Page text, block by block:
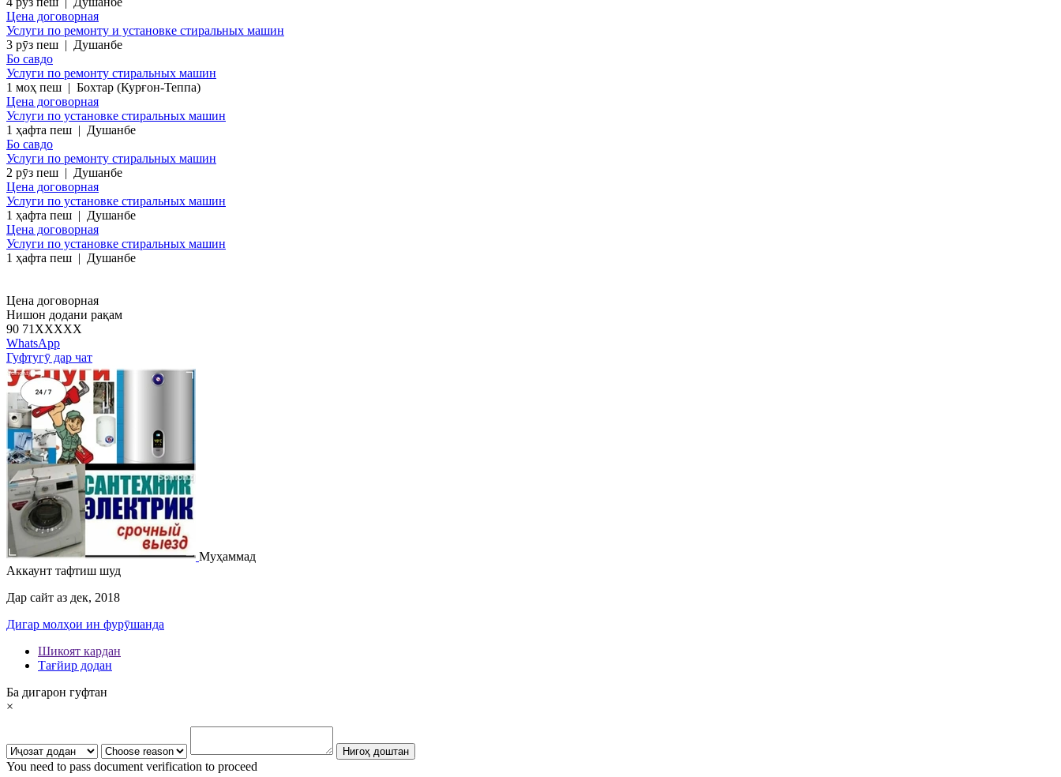
Цена договорная
Услуги по ремонту и установке стиральных машин
3 рӯз пеш | Душанбе
Бо савдо
Услуги по ремонту стиральных машин
1 моҳ пеш | Бохтар (Курғон-Теппа)
Цена договорная
Услуги по установке стиральных машин
1 ҳафта пеш | Душанбе
Бо савдо
Услуги по ремонту стиральных машин
2 рӯз пеш | Душанбе
Цена договорная
Услуги по установке стиральных машин
1 ҳафта пеш | Душанбе
Цена договорная
Услуги по установке стиральных машин
1 ҳафта пеш | Душанбе
Цена договорная
Нишон додани рақам
90 71 XXXXX
WhatsApp
Гуфтугӯ дар чат
Муҳаммад
Аккаунт тафтиш шуд
Дар сайт аз дек, 2018
Дигар молҳои ин фурӯшанда
Шикоят кардан
Тағйир додан
Ба дигарон гуфтан
×
You need to pass document verification to proceed